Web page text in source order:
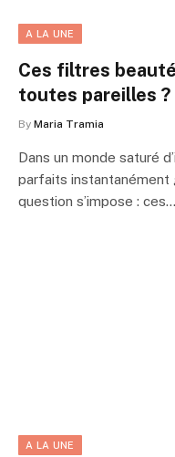
A LA UNE
Ces filtres
toutes pareilles ?
By Maria Tramia
Dans un monde saturé
parfaits instantanément
question s’impose : ces…
A LA UNE